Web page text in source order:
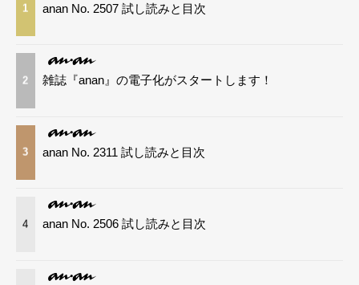
1 anan No. 2507 試し読みと目次
2 雑誌『anan』の電子化がスタートします！
3 anan No. 2311 試し読みと目次
4 anan No. 2506 試し読みと目次